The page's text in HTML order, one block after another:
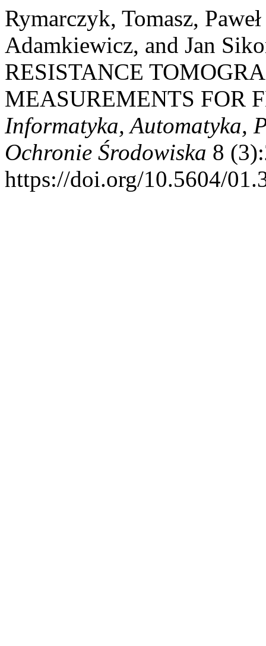
Rymarczyk, Tomasz,
Adamkiewicz, and Jan
RESISTANCE
MEASUREMENTS FOR
Informatyka, Automatyka,
Ochronie Środowiska 8
https://doi.org/10.5604/